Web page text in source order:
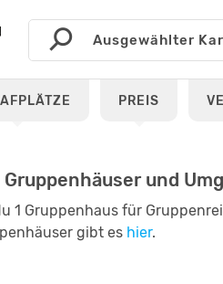
PREIS
Gruppenhäuser und
1 Gruppenhaus für
gibt es hier.